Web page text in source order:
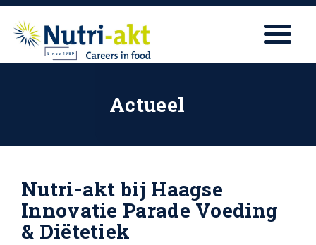
Actueel
Nutri-akt bij Haagse
Innovatie Parade Voeding
& Diëtetiek